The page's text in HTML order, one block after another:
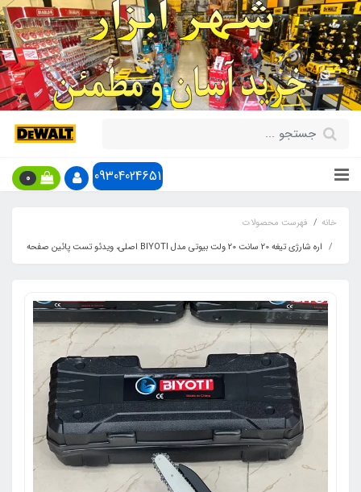
09304024651
0
خانه
فهرست محصولات
اره شارژی تیغه 20 سانت 20 ولت بیوتی مدل BIYOTI اصلی، ویدئو تست پائین صفحه